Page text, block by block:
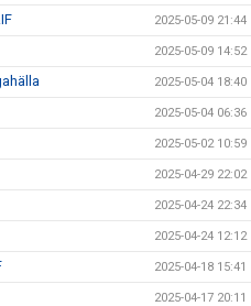
2025-05-09 21:44
2025-05-09 14:52
2025-05-04 18:40
2025-05-04 06:36
2025-05-02 10:59
2025-04-29 22:02
2025-04-24 22:34
2025-04-24 12:12
2025-04-18 15:41
2025-04-17 20:11